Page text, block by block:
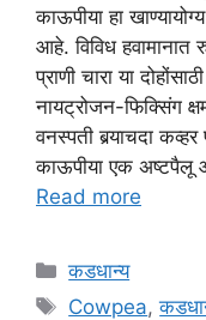
काऊपीया हा
आहे. विविध हवामानात
प्राणी चारा या
नायट्रोजन-फिक्सिंग
वनस्पती बर्‍याचदा
काऊपीया एक अष्टपैलू
Read more
Categories
कडधान्य
Tags
Cowpea,